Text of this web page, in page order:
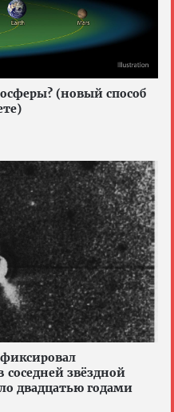
(новый способ
соседней звёздной
двадцатью годами